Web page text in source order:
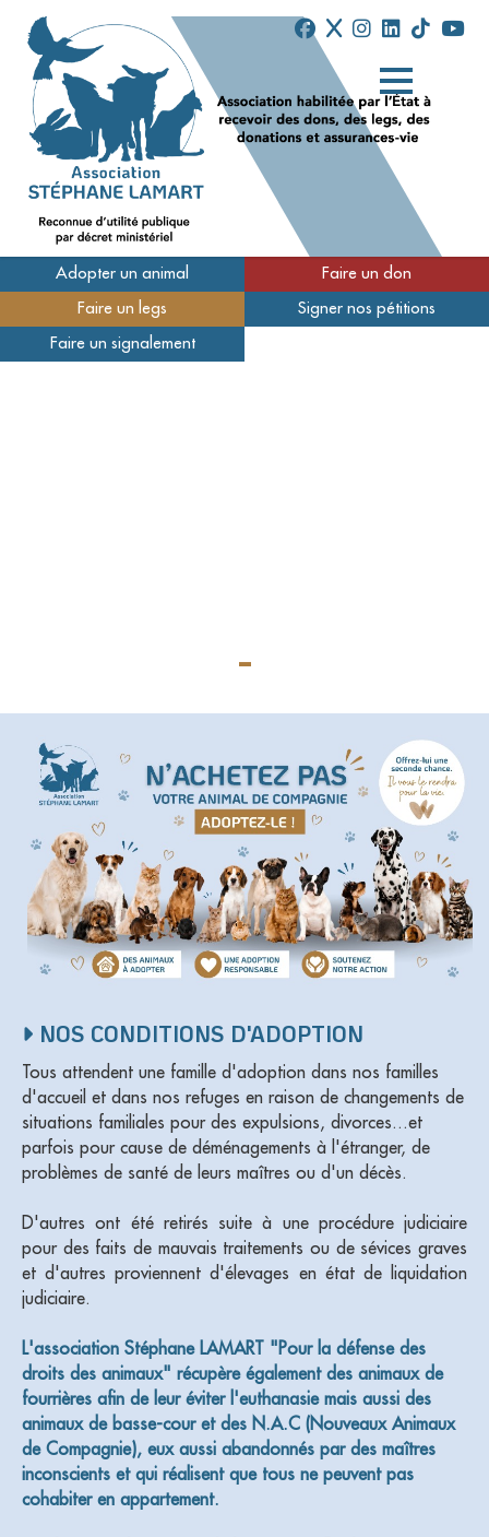
Qui sommes-nous
Nos refuges
Familles d'accueil
Délégué(é) en communication
Bénévoles dans nos refuges
Matériel militant
Salarié(e) / Stagiaire
Adopter un animal Faire un don
Faire un legs Signer nos pétitions
Faire un signalement
-
NOS CONDITIONS D'ADOPTION
Tous attendent une famille d'adoption dans nos familles
d'accueil et dans nos refuges en raison de changements de
situations familiales pour des expulsions, divorces...et
parfois pour cause de déménagements à l'étranger, de
problèmes de santé de leurs maîtres ou d'un décès.
D'autres ont été retirés suite à une procédure judiciaire
pour des faits de mauvais traitements ou de sévices graves
et d'autres proviennent d'élevages en état de liquidation
judiciaire.
L'association Stéphane LAMART "Pour la défense des
droits des animaux" récupère également des animaux de
fourrières afin de leur éviter l'euthanasie mais aussi des
animaux de basse-cour et des N.A.C (Nouveaux Animaux
de Compagnie), eux aussi abandonnés par des maîtres
inconscients et qui réalisent que tous ne peuvent pas
cohabiter en appartement.